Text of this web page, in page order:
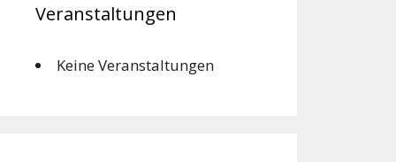
Veranstaltungen
Keine Veranstaltungen